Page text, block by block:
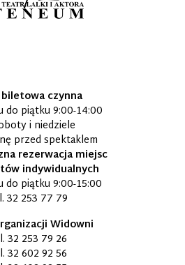
biletowa czynna
do piątku 9:00-14:00
i niedziele
przed spektaklem
rezerwacja miejsc
indywidualnych
do piątku 9:00-15:00
32 253 77 79
Widowni
32 253 79 26
32 602 92 56